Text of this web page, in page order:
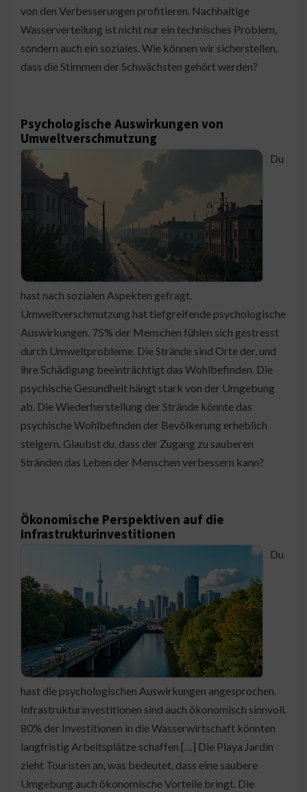
von den Verbesserungen profitieren. Nachhaltige
Wasserverteilung ist nicht nur ein technisches Problem,
sondern auch ein soziales. Wie können wir sicherstellen,
dass die Stimmen der Schwächsten gehört werden?
Psychologische Auswirkungen von
Umweltverschmutzung
Du
hast nach sozialen Aspekten gefragt.
Umweltverschmutzung hat tiefgreifende psychologische
Auswirkungen. 75% der Menschen fühlen sich gestresst
durch Umweltprobleme. Die Strände sind Orte der, und
ihre Schädigung beeinträchtigt das Wohlbefinden. Die
psychische Gesundheit hängt stark von der Umgebung
ab. Die Wiederherstellung der Strände könnte das
psychische Wohlbefinden der Bevölkerung erheblich
steigern. Glaubst du, dass der Zugang zu sauberen
Stränden das Leben der Menschen verbessern kann?
Ökonomische Perspektiven auf die
Infrastrukturinvestitionen
Du
hast die psychologischen Auswirkungen angesprochen.
Infrastrukturinvestitionen sind auch ökonomisch sinnvoll.
80% der Investitionen in die Wasserwirtschaft könnten
langfristig Arbeitsplätze schaffen […] Die Playa Jardín
zieht Touristen an, was bedeutet, dass eine saubere
Umgebung auch ökonomische Vorteile bringt. Die